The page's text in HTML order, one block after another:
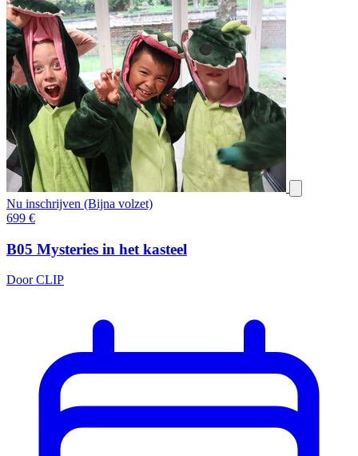
Nu inschrijven (Bijna volzet)
699 €
B05 Mysteries in het kasteel
Door CLIP